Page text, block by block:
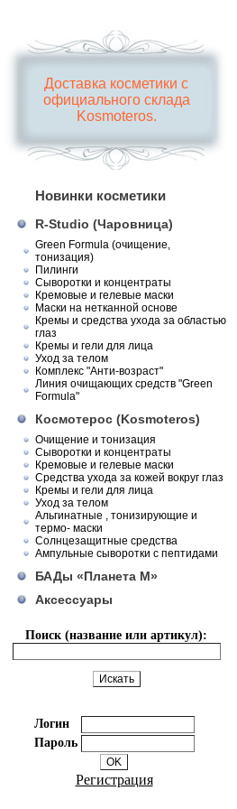
Доставка косметики с
официального склада
Kosmoteros.
Новинки косметики
R-Studio (Чаровница)
Green Formula (очищение,
тонизация)
Пилинги
Сыворотки и концентраты
Кремовые и гелевые маски
Маски на нетканной основе
Кремы и средства ухода за областью
глаз
Кремы и гели для лица
Уход за телом
Комплекс "Анти-возраст"
Линия очищающих средств "Green
Formula"
Космотерос (Kosmoteros)
Очищение и тонизация
Сыворотки и концентраты
Кремовые и гелевые маски
Средства ухода за кожей вокруг глаз
Кремы и гели для лица
Уход за телом
Альгинатные , тонизирующие и
термо- маски
Солнцезащитные средства
Ампульные сыворотки с пептидами
БАДы «Планета М»
Аксессуары
Поиск (название или артикул):
Логин
Пароль
Регистрация